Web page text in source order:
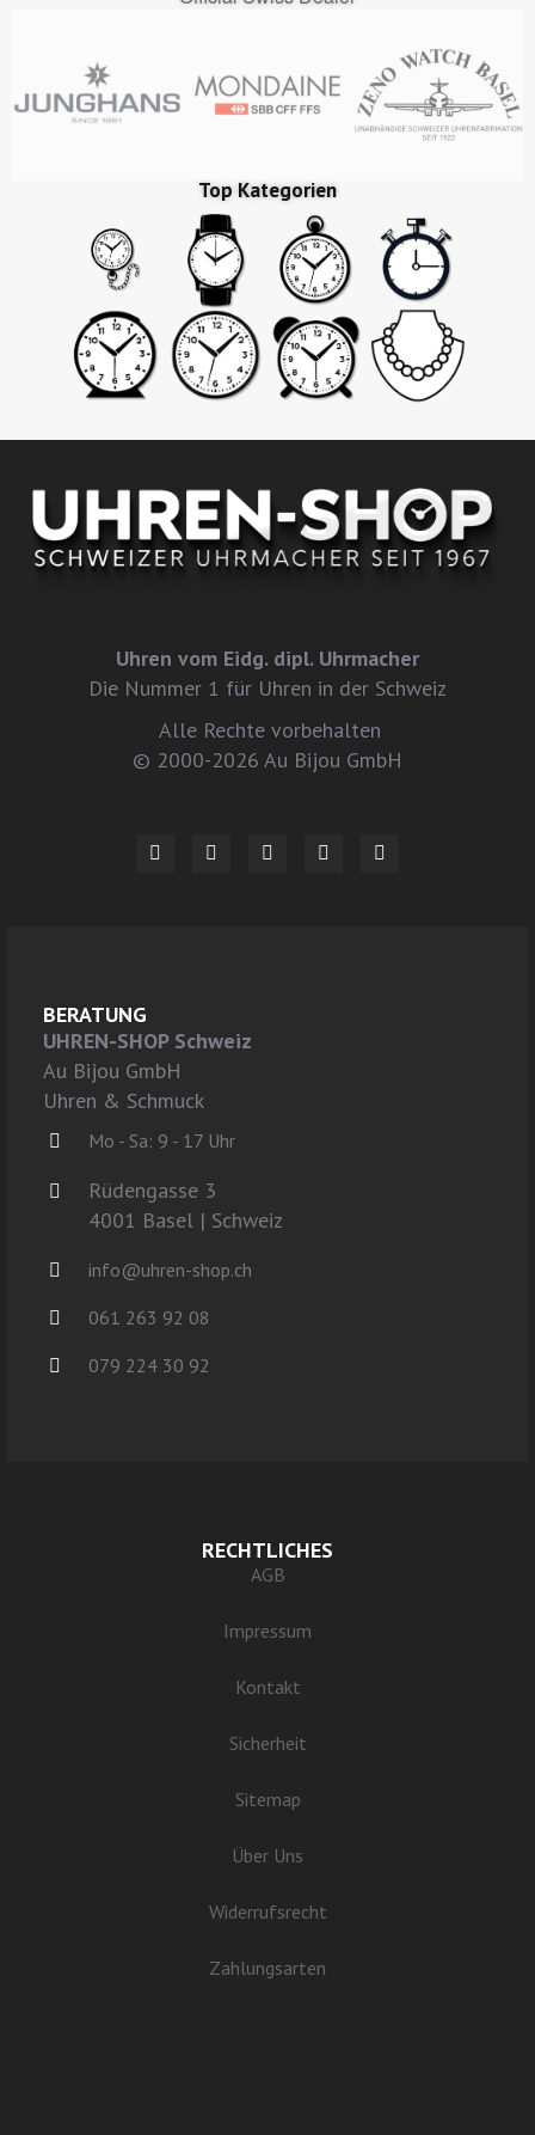
Top Kategorien
Uhren vom Eidg. dipl. Uhrmacher
Die Nummer 1 für Uhren in der Schweiz
Alle Rechte vorbehalten
© 2000-2026 Au Bijou GmbH
BERATUNG
UHREN-SHOP Schweiz
Au Bijou GmbH
Uhren & Schmuck
Mo - Sa: 9 - 17 Uhr
Rüdengasse 3
4001 Basel | Schweiz
info@uhren-shop.ch
061 263 92 08
079 224 30 92
RECHTLICHES
AGB
Impressum
Kontakt
Sicherheit
Sitemap
Über Uns
Widerrufsrecht
Zahlungsarten